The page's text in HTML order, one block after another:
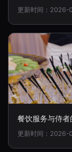
更新时间：2026-
餐饮服务与侍
更新时间：